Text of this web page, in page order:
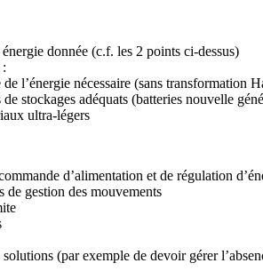
donnée (c.f. les 2 points ci-dessus)
l’énergie nécessaire (sans transformation
stockages adéquats (batteries nouvelle
ultra-légers
d’alimentation et de régulation
de gestion des mouvements
(par exemple de devoir gérer